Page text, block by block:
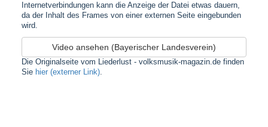
Internetverbindungen kann die Anzeige der Datei etwas dauern,
da der Inhalt des Frames von einer externen Seite eingebunden
wird.
Video ansehen (Bayerischer Landesverein)
Die Originalseite vom Liederlust - volksmusik-magazin.de finden
Sie hier (externer Link).